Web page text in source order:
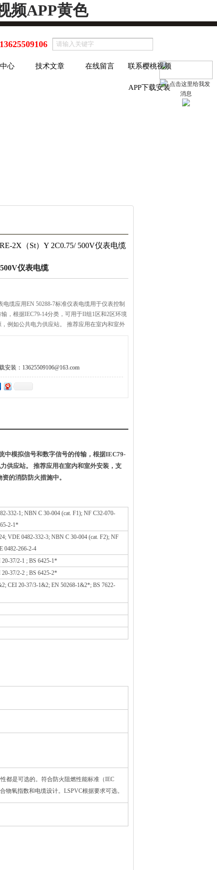
频APP黄色
13625509106
心 技术文章 在线留言 联系樱桃视频
APP下载安装
2X（St）Y 2C0.75​/ 500V仪表电缆
仪表电缆
电缆应用EN 50288-7标准仪表电缆用于仪表控制
，根据IEC79-14分类，可用于II组1区和2区环境
，例如公共电力供应站。 推荐应用在室内和室外
干湿环境中，不推荐直埋使用。 推荐应用在生命和重
：13625509106@163.com
模拟信号和数字信号的传输，根据IEC79-
应站。 推荐应用在室内和室外安装，支
的消防防火措施中。
332-1; NBN C 30-004 (cat. F1); NF C32-070-
2-1*
VDE 0482-332-3; NBN C 30-004 (cat. F2); NF
0482-266-2-4
37/2-1 ; BS 6425-1*
37/2-2 ; BS 6425-2*
CEI 20-37/3-1&2; EN 50268-1&2*; BS 7622-
特性都是可选的。符合防火阻燃性能标准（IEC
电缆设计。LSPVC根据要求可选。